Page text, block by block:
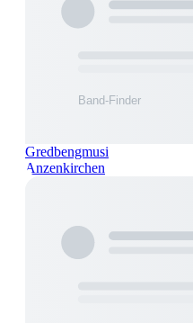
Gredbengmusi
Anzenkirchen